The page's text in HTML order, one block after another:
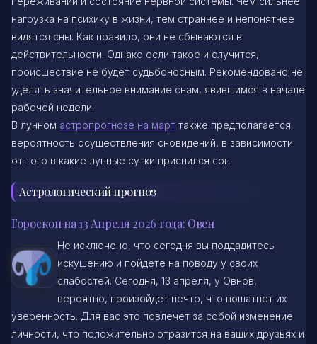
нагрузка на психику в жизни, тем страннее и непонятнее
видятся сны. Как правило, они не сбываются в
действительности. Однако если такое и случится,
происшествие не будет судьбоносным. Рекомендовано не
уделять значительное внимание снам, явившимся в начале
рабочей недели.
В лунном астропрогнозе на март также предполагается
вероятность осуществления сновидений, в зависимости
от того в какие лунные сутки приснился сон.
Астрологический прогноз
Гороскоп на 13 Апреля 2026 года: Овен
Не исключено, что сегодня вы поддадитесь
искушению и пойдете на поводу у своих
слабостей. Сегодня, 13 апреля, у Овнов,
вероятно, произойдет нечто, что пошатнет их
уверенность. Для вас это повлечет за собой изменение
личности, что положительно отразится на ваших друзьях и